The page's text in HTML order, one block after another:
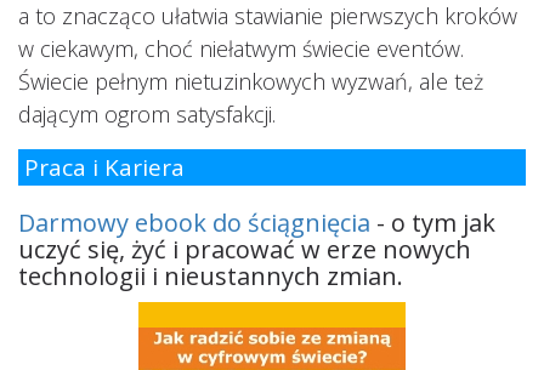
a to znacząco ułatwia stawianie pierwszych kroków
w ciekawym, choć niełatwym świecie eventów.
Świecie pełnym nietuzinkowych wyzwań, ale też
dającym ogrom satysfakcji.
Praca i Kariera
Darmowy ebook do ściągnięcia - o tym jak
uczyć się, żyć i pracować w erze nowych
technologii i nieustannych zmian.